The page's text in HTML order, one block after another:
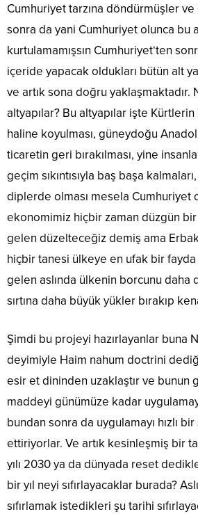
Cumhuriyet tarzına döndürmüşler ve
sonra da yani Cumhuriyet olunca bu
kurtulamamışsın Cumhuriyet‘ten
içeride yapacak oldukları bütün alt
ve artık sona doğru yaklaşmaktadır.
altyapılar? Bu altyapılar işte Kürtlerin
haline koyulması, güneydoğu
ticaretin geri bırakılması, yine
geçim sıkıntısıyla baş başa
diplerde olması mesela Cumhuriyet
ekonomimiz hiçbir zaman düzgün bir
gelen düzelteceğiz demiş ama
hiçbir tanesi ülkeye en ufak bir fayda
gelen aslında ülkenin borcunu daha
sırtına daha büyük yükler bırakıp
Şimdi bu projeyi hazırlayanlar buna
deyimiyle Haim nahum doctrini
esir et dininden uzaklaştır ve bunun
maddeyi günümüze kadar
bundan sonra da uygulamayı hızlı
ettiriyorlar. Ve artık kesinleşmiş bir
yılı 2030 ya da dünyada reset
bir yıl neyi sıfırlayacaklar burada?
sıfırlamak istedikleri şu tarihi